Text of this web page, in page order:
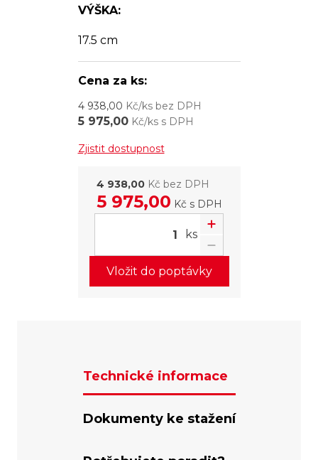
VÝŠKA:
17.5 cm
Cena za ks:
4 938,00 Kč/ks bez DPH
5 975,00Kč/ks s DPH
Zjistit dostupnost
4 938,00Kč bez DPH
5 975,00 Kč s DPH
ks
Vložit do poptávky
Technické informace
Dokumenty ke stažení